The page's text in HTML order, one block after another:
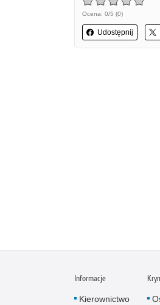
Ocena: 0/5 (0)
Udostępnij
Informacje
Kierownictwo